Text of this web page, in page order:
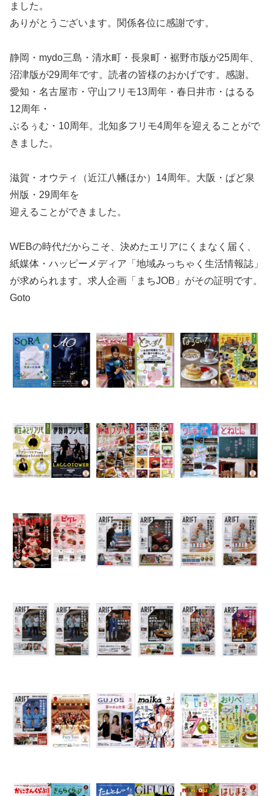
ました。
ありがとうございます。関係各位に感謝です。
静岡・mydo三島・清水町・長泉町・裾野市版が25周年、
沼津版が29周年です。読者の皆様のおかげです。感謝。
愛知・名古屋市・守山フリモ13周年・春日井市・はるる
12周年・
ぶるぅむ・10周年。北知多フリモ4周年を迎えることがで
きました。
滋賀・オウティ（近江八幡ほか）14周年。大阪・ぱど泉
州版・29周年を
迎えることができました。
WEBの時代だからこそ、決めたエリアにくまなく届く、
紙媒体・ハッピーメディア「地域みっちゃく生活情報誌」
が求められます。求人企画「まちJOB」がその証明です。
Goto